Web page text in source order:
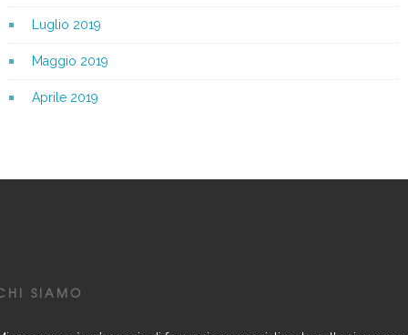
Luglio 2019
Maggio 2019
Aprile 2019
SIAMO